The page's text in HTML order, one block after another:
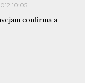
10:05
confirma a